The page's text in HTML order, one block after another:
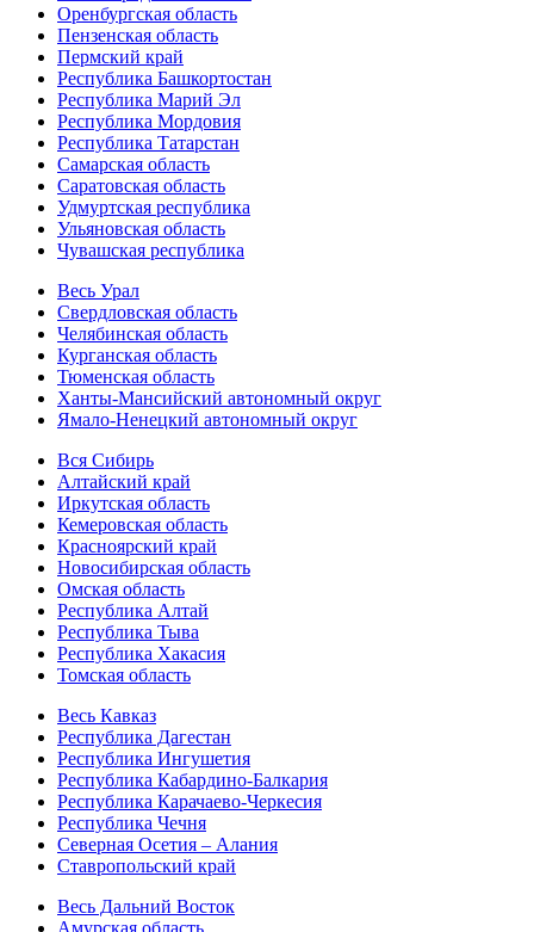
Оренбургская область
Пензенская область
Пермский край
Республика Башкортостан
Республика Марий Эл
Республика Мордовия
Республика Татарстан
Самарская область
Саратовская область
Удмуртская республика
Ульяновская область
Чувашская республика
Весь Урал
Свердловская область
Челябинская область
Курганская область
Тюменская область
Ханты-Мансийский автономный округ
Ямало-Ненецкий автономный округ
Вся Сибирь
Алтайский край
Иркутская область
Кемеровская область
Красноярский край
Новосибирская область
Омская область
Республика Алтай
Республика Тыва
Республика Хакасия
Томская область
Весь Кавказ
Республика Дагестан
Республика Ингушетия
Республика Кабардино-Балкария
Республика Карачаево-Черкесия
Республика Чечня
Северная Осетия – Алания
Ставропольский край
Весь Дальний Восток
Амурская область